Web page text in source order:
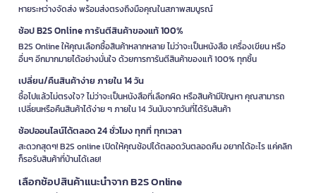
หายระหว่างจัดส่ง พร้อมส่งตรงถึงมือคุณในสภาพสมบูรณ์
ช้อป B2S Online การันตีสินค้าของแท้ 100%
B2S Online ให้คุณเลือกซื้อสินค้าหลากหลาย ไม่ว่าจะเป็นหนังสือ เครื่องเขียน หรือ
อื่นๆ อีกมากมายได้อย่างมั่นใจ ด้วยการการันตีสินค้าของแท้ 100% ทุกชิ้น
เปลี่ยน/คืนสินค้าง่าย ภายใน 14 วัน
ซื้อไปแล้วไม่ตรงใจ? ไม่ว่าจะเป็นหนังสือที่เลือกผิด หรือสินค้ามีปัญหา คุณสามารถ
เปลี่ยนหรือคืนสินค้าได้ง่าย ๆ ภายใน 14 วันนับจากวันที่ได้รับสินค้า
ช้อปออนไลน์ได้ตลอด 24 ชั่วโมง ทุกที่ ทุกเวลา
สะดวกสุดๆ! B2S online เปิดให้คุณช้อปได้ตลอดวันตลอดคืน อยากได้อะไร แค่คลิก
ก็รอรับสินค้าที่บ้านได้เลย!
เลือกช้อปสินค้าแนะนำจาก B2S Online